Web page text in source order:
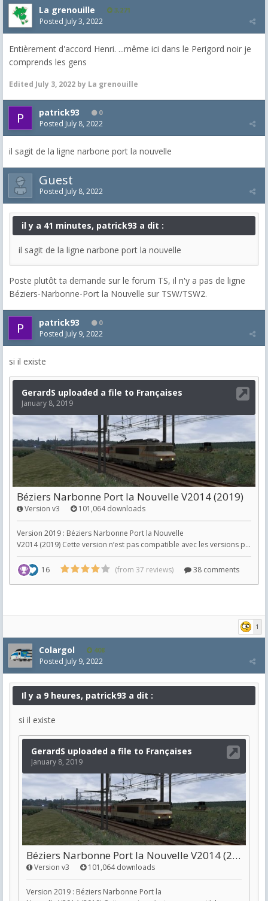
La grenouille 3,271
Posted July 3, 2022
Entièrement d'accord Henri. ...même ici dans le Perigord noir je
comprends les gens
Edited July 3, 2022 by La grenouille
patrick93 0
Posted July 8, 2022
il sagit de la ligne narbone port la nouvelle
Guest
Posted July 8, 2022
il y a 41 minutes, patrick93 a dit :
il sagit de la ligne narbone port la nouvelle
Poste plutôt ta demande sur le forum TS, il n'y a pas de ligne
Béziers-Narbonne-Port la Nouvelle sur TSW/TSW2.
patrick93 0
Posted July 9, 2022
si il existe
1
Colargol 408
Posted July 9, 2022
Il y a 9 heures, patrick93 a dit :
si il existe